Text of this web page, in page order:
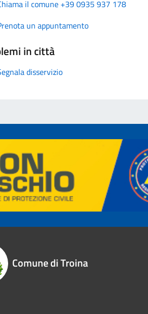
il comune +39 0935 937 178
un appuntamento
in città
disservizio
Comune di Troina